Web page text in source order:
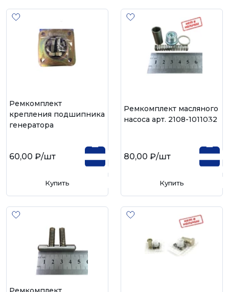
Ремкомплект
крепления подшипника
генератора
60,00 ₽/шт
Купить
Ремкомплект масляного
насоса арт. 2108-1011032
80,00 ₽/шт
Купить